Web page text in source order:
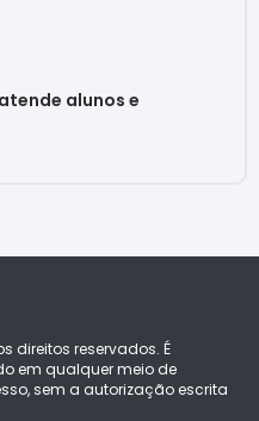
alunos e
direitos reservados. É
em qualquer meio de
sem a autorização escrita